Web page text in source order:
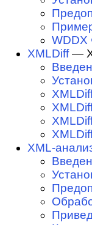
WDDX
XMLDiff—
XML-